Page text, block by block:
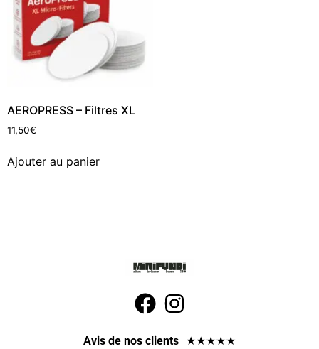
AEROPRESS – Filtres XL
11,50€
Ajouter au panier
Avis de nos clients ★★★★★